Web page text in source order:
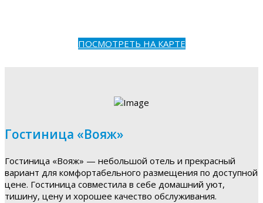
ПОСМОТРЕТЬ НА КАРТЕ
Гостиница «Вояж»
Гостиница «Вояж» — небольшой отель и прекрасный
вариант для комфортабельного размещения по доступной
цене. Гостиница совместила в себе домашний уют,
тишину, цену и хорошее качество обслуживания.